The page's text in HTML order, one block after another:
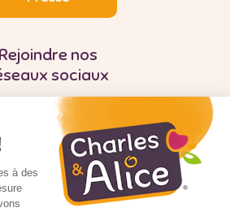
à des
Rejoindre nos
sociaux
mangez au moins cinq